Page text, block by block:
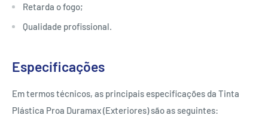
Retarda o fogo;
Qualidade profissional.
Especificações
Em termos técnicos, as principais especificações da Tinta
Plástica Proa Duramax (Exteriores) são as seguintes: